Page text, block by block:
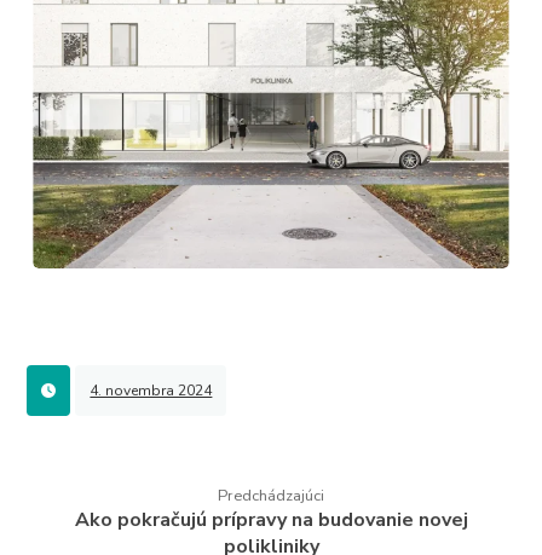
4. novembra 2024
Predchádzajúci
Ako pokračujú prípravy na budovanie novej
polikliniky